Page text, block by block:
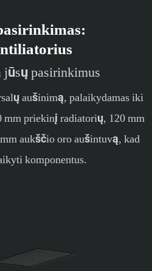
pasirinkimus
aušinimą, palaikydamas iki
priekinį radiatorių, 120 mm
aukščio oro aušintuvą, kad
komponentus.